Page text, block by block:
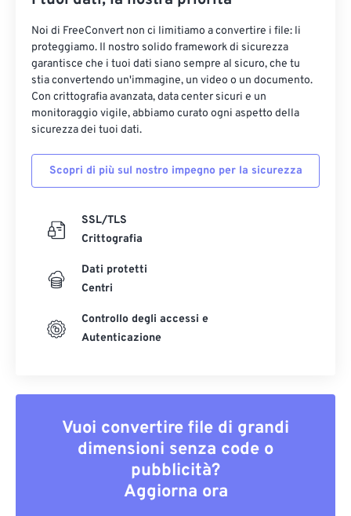
Noi di FreeConvert non ci limitiamo a convertire i file: li
proteggiamo. Il nostro solido framework di sicurezza
garantisce che i tuoi dati siano sempre al sicuro, che tu
stia convertendo un'immagine, un video o un documento.
Con crittografia avanzata, data center sicuri e un
monitoraggio vigile, abbiamo curato ogni aspetto della
sicurezza dei tuoi dati.
Scopri di più sul nostro impegno per la sicurezza
SSL/TLS
Crittografia
Dati protetti
Centri
Controllo degli accessi e
Autenticazione
Vuoi convertire file di grandi
dimensioni senza code o
pubblicità?
Aggiorna ora